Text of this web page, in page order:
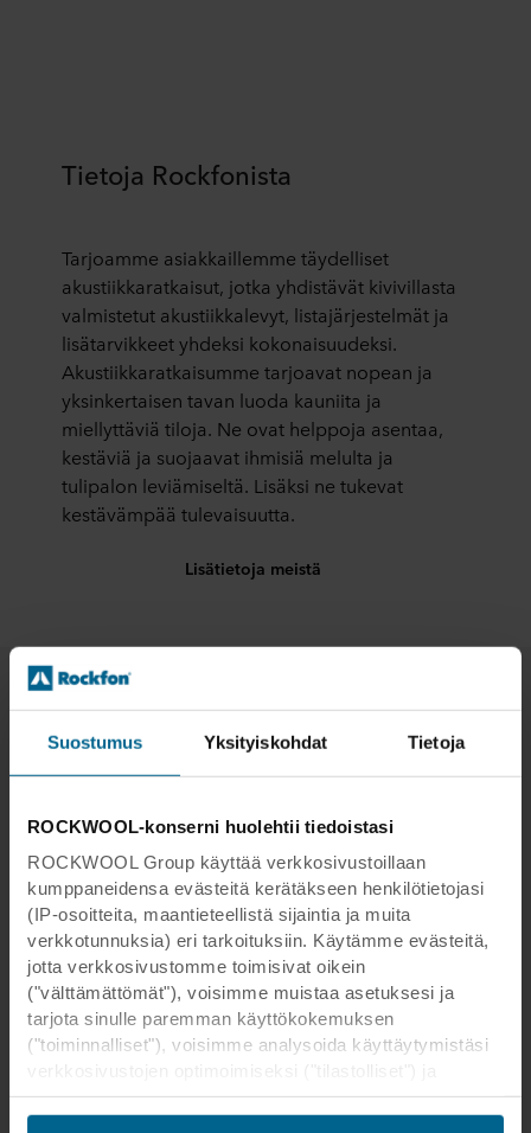
Suostumus Yksityiskohdat Tietoja
ROCKWOOL-konserni huolehtii tiedoistasi
ROCKWOOL Group käyttää verkkosivustoillaan
kumppaneidensa evästeitä kerätäkseen henkilötietojasi
(IP-osoitteita, maantieteellistä sijaintia ja muita
verkkotunnuksia) eri tarkoituksiin. Käytämme evästeitä,
jotta verkkosivustomme toimisivat oikein
("välttämättömät"), voisimme muistaa asetuksesi ja
tarjota sinulle paremman käyttökokemuksen
("toiminnalliset"), voisimme analysoida käyttäytymistäsi
kohdistaaksemme sisältömme ja mainoksemme
sosiaalisessa mediassa sekä ulkoisissa
Tietoja Rockfonista
Tarjoamme asiakkaillemme täydelliset
akustiikkaratkaisut, jotka yhdistävät kivivillasta
valmistetut akustiikkalevyt, listajärjestelmät ja
lisätarvikkeet yhdeksi kokonaisuudeksi.
Akustiikkaratkaisumme tarjoavat nopean ja
yksinkertaisen tavan luoda kauniita ja
miellyttäviä tiloja. Ne ovat helppoja asentaa,
kestäviä ja suojaavat ihmisiä melulta ja
tulipalon leviämiseltä. Lisäksi ne tukevat
kestävämpää tulevaisuutta.
Lisätietoja meistä
Asiaan liittyvä sisältö
Terveys, turvallisuus ja hyvinvointi